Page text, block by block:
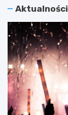
Aktualności